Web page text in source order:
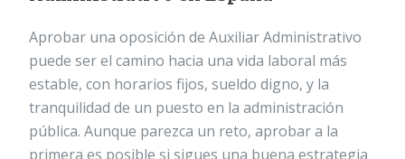
Aprobar una oposición de Auxiliar Administrativo
puede ser el camino hacia una vida laboral más
estable, con horarios fijos, sueldo digno, y la
tranquilidad de un puesto en la administración
pública. Aunque parezca un reto, aprobar a la
primera es posible si sigues una buena estrategia